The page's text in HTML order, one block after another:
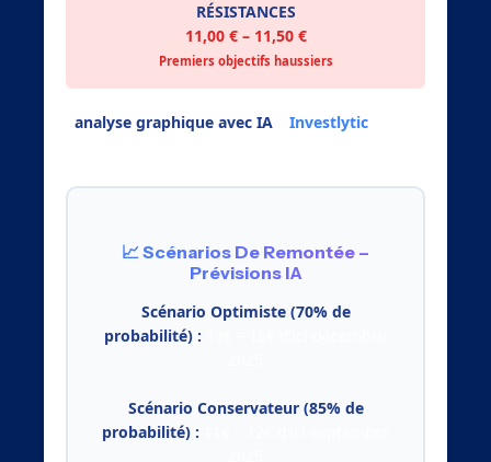
RÉSISTANCES
11,00 € – 11,50 €
Premiers objectifs haussiers
analyse graphique avec IA Investlytic
📈 Scénarios De Remontée –
Prévisions IA
Scénario Optimiste (70% de
probabilité) :
Scénario Conservateur (85% de
probabilité) :